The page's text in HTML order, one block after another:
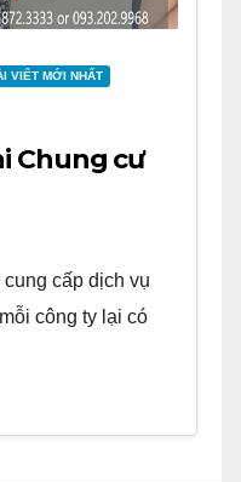
VIẾT MỚI NHẤT
Chung cư
cấp dịch vụ
công ty lại có